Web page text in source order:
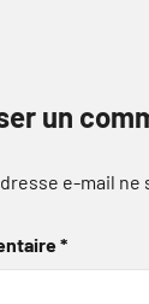
un
e-mail ne
*